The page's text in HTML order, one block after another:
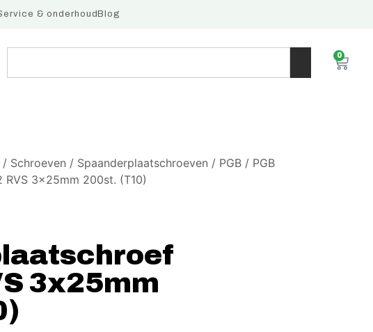
& onderhoudBlog
0
/ Schroeven / Spaanderplaatschroeven / PGB / PGB
3x25mm 200st. (T10)
3x25mm